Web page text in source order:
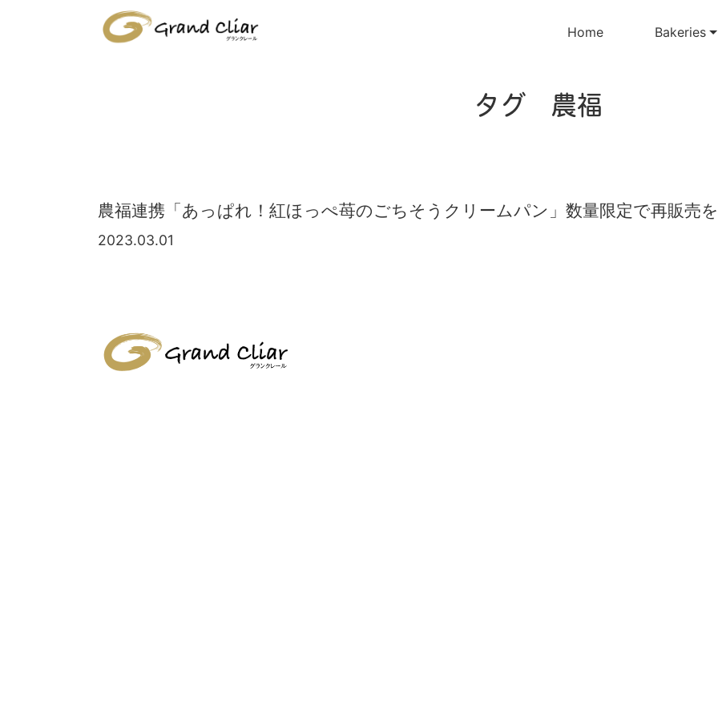
Home Bakeries
タグ 農福
農福連携「あっぱれ！紅ほっぺ苺のごちそうクリームパン」数量限定で再販売
2023.03.01